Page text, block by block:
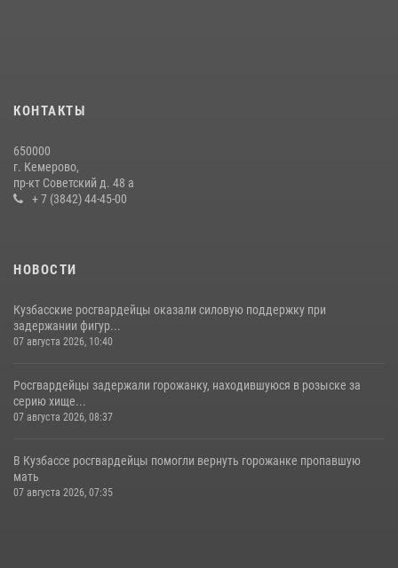
КОНТАКТЫ
650000
г. Кемерово,
пр-кт Советский д. 48 а
+ 7 (3842) 44-45-00
НОВОСТИ
Кузбасские росгвардейцы оказали силовую поддержку при
задержании фигур...
07 августа 2026, 10:40
Росгвардейцы задержали горожанку, находившуюся в розыске за
серию хище...
07 августа 2026, 08:37
В Кузбассе росгвардейцы помогли вернуть горожанке пропавшую
мать
07 августа 2026, 07:35